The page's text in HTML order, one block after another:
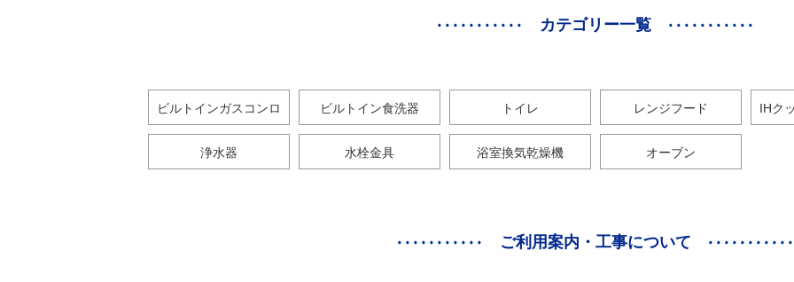
カテゴリー一覧
ビルトインガスコンロ ビルトイン食洗器 トイレ レンジフード IHク
浄水器 水栓金具 浴室換気乾燥機 オーブン
ご利用案内・工事について